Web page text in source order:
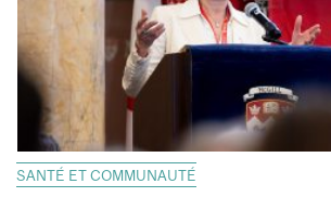
SANTÉ ET COMMUNAUTÉ